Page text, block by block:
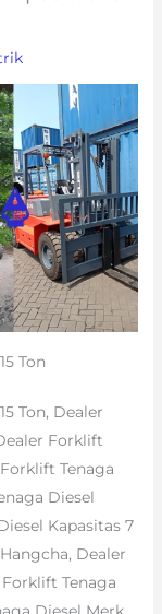
Ton
Ton, Dealer
Forklift
Tenaga
Diesel
Kapasitas 7
Dealer
Tenaga